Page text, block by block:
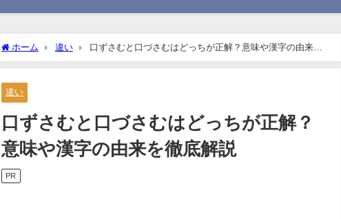
ホーム 違い
口ずさむと口づさむはどっちが正解？意味や漢字の由来を
徹底解説
違い
口ずさむと口づさむはどっちが正解？
意味や漢字の由来を徹底解説
PR